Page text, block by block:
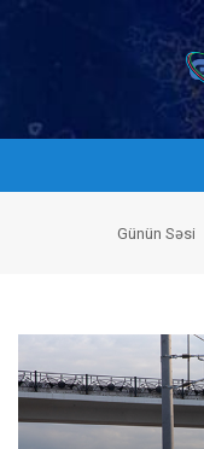
Günün Səsi